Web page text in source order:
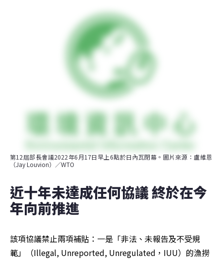
第12屆部長會議2022年6月17日早上6點於日內瓦閉幕。圖片來源：盧維恩
（Jay Louvion）／WTO
近十年未達成任何協議 終於在今
年向前推進
該項協議禁止兩項補貼：一是「非法、未報告及不受規
範」（Illegal, Unreported, Unregulated，IUU）的漁撈